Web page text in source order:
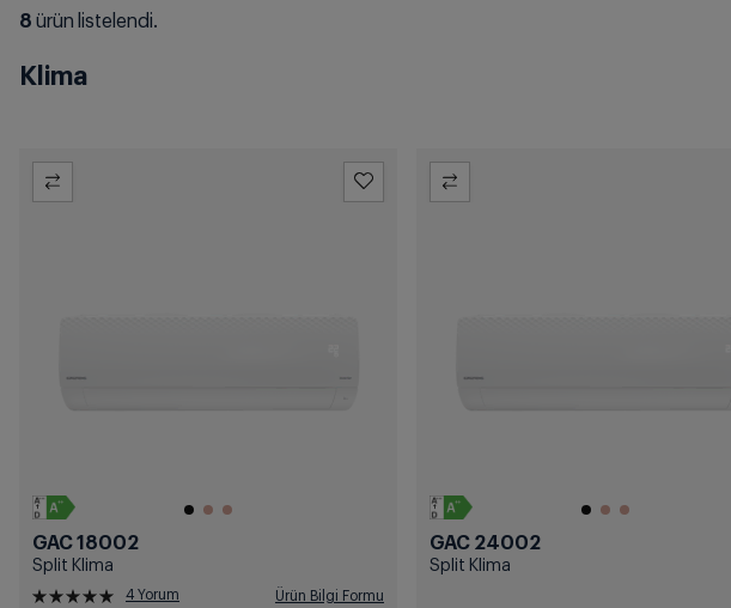
8 ürün listelendi.
Klima
GAC 18002
Split Klima
4 Yorum Ürün Bilgi Formu
GAC 24002
Split Klima